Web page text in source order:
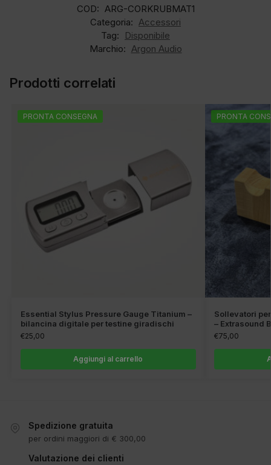
COD: ARG-CORKRUBMAT1
Categoria: Accessori
Tag:
Disponibile
Marchio: Argon Audio
Prodotti correlati
PRONTA CONSEGNA
Essential Stylus Pressure Gauge Titanium –
bilancina digitale per testine giradischi
€25,00
Aggiungi al carrello
PRONTA
Sollevatori
– Extrasound
€75,00
Spedizione gratuita
per ordini maggiori di € 300,00
Valutazione dei clienti